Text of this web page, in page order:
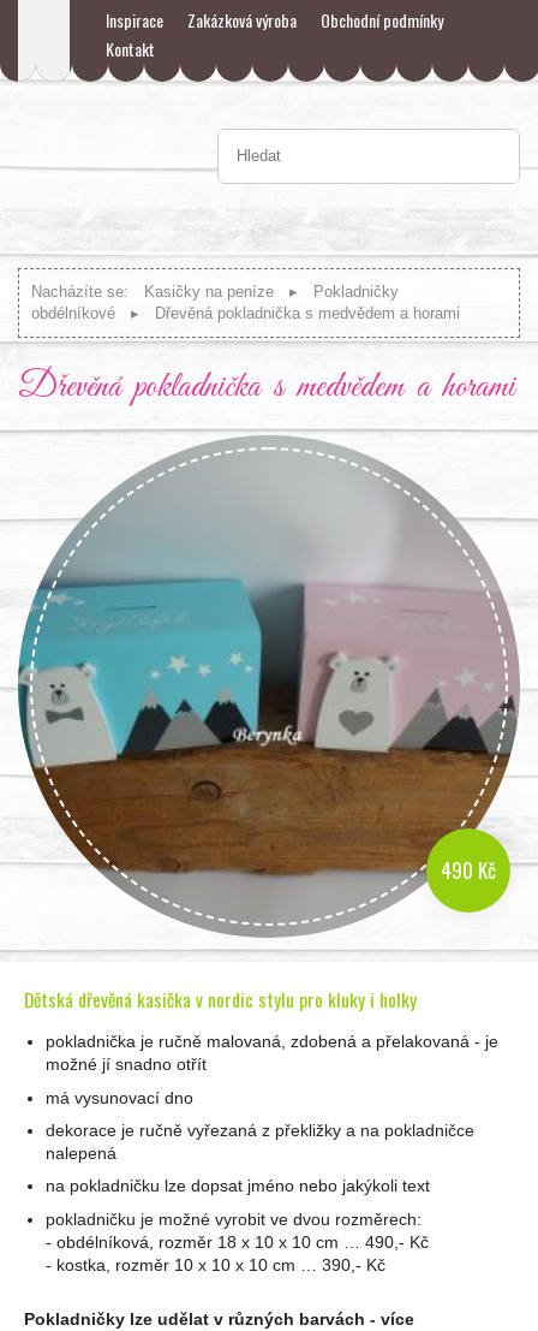
Inspirace Zakázková výroba
Obchodní podmínky
Kontakt
Nacházíte se: Kasičky na peníze
Pokladničky
obdélníkové
Dřevěná pokladnička s medvědem a horami
Dřevěná pokladnička s medvědem a horami
490 Kč
Dětská dřevěná kasička v nordic stylu pro kluky i holky
pokladnička je ručně malovaná, zdobená a přelakovaná - je
možné jí snadno otřít
má vysunovací dno
dekorace je ručně vyřezaná z překližky a na pokladničce
nalepená
na pokladničku lze dopsat jméno nebo jakýkoli text
pokladničku je možné vyrobit ve dvou rozměrech:
- obdélníková, rozměr 18 x 10 x 10 cm … 490,- Kč
- kostka, rozměr 10 x 10 x 10 cm … 390,- Kč
Pokladničky lze udělat v různých barvách - více